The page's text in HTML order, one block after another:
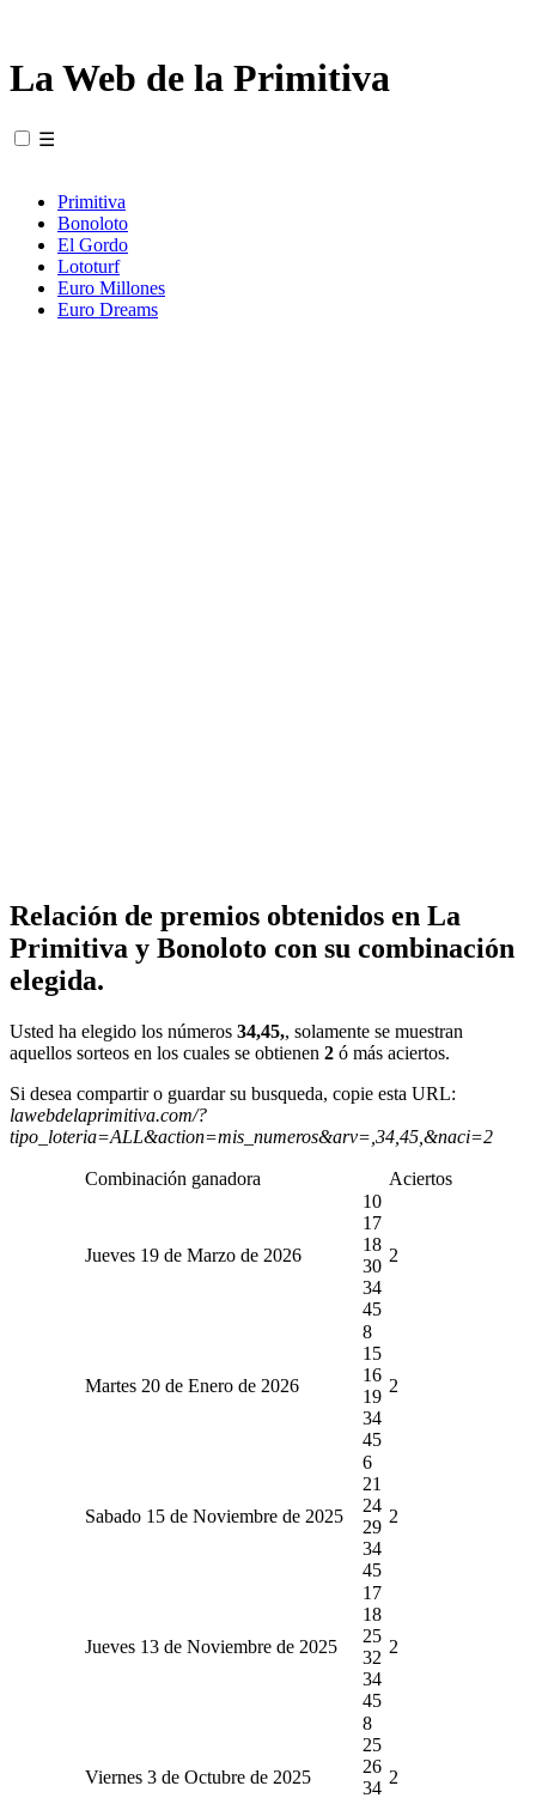
La Web de la Primitiva
☰
Primitiva
Bonoloto
El Gordo
Lototurf
Euro Millones
Euro Dreams
Relación de premios obtenidos en La
Primitiva y Bonoloto con su combinación
elegida.
Usted ha elegido los números 34,45,, solamente se muestran
aquellos sorteos en los cuales se obtienen 2 ó más aciertos.
Si desea compartir o guardar su busqueda, copie esta URL:
lawebdelaprimitiva.com/?
tipo_loteria=ALL&action=mis_numeros&arv=,34,45,&naci=2
Combinación ganadora Aciertos
Jueves 19 de Marzo de 2026
10
17
18
30
34
45
2
Martes 20 de Enero de 2026
8
15
16
19
34
45
2
Sabado 15 de Noviembre de 2025
6
21
24
29
34
45
2
Jueves 13 de Noviembre de 2025
17
18
25
32
34
45
2
Viernes 3 de Octubre de 2025
8
25
26
34
2